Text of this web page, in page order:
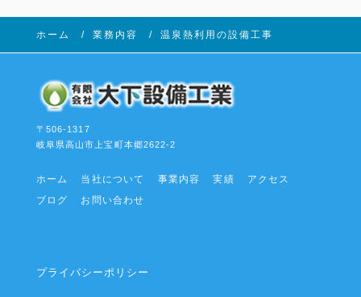
ホーム 業務内容 温泉熱利用の設備工事
〒506-1317
岐阜県高山市上宝町本郷2622-2
ホーム 当社について 事業内容 実績
アクセス
ブログ
お問い合わせ
プライバシーポリシー